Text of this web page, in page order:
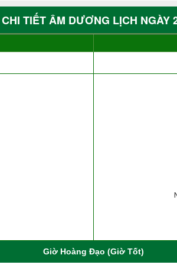
CHI TIẾT ÂM DƯƠNG LỊCH NGÀY
Giờ Hoàng Đạo (Giờ Tốt)